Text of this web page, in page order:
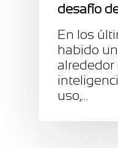
desafío
En los
habido
alrededor
uso,…